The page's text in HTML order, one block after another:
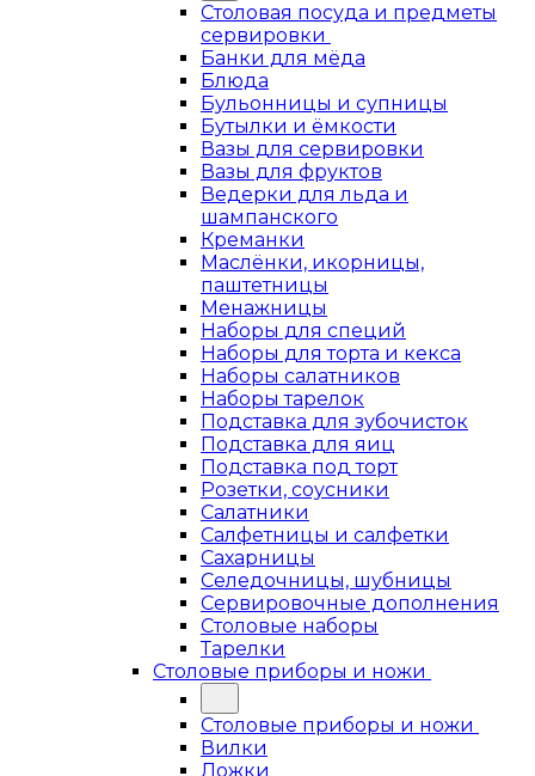
Столовая посуда и предметы
сервировки
Банки для мёда
Блюда
Бульонницы и супницы
Бутылки и ёмкости
Вазы для сервировки
Вазы для фруктов
Ведерки для льда и
шампанского
Креманки
Маслёнки, икорницы,
паштетницы
Менажницы
Наборы для специй
Наборы для торта и кекса
Наборы салатников
Наборы тарелок
Подставка для зубочисток
Подставка для яиц
Подставка под торт
Розетки, соусники
Салатники
Салфетницы и салфетки
Сахарницы
Селедочницы, шубницы
Сервировочные дополнения
Столовые наборы
Тарелки
Столовые приборы и ножи
Столовые приборы и ножи
Вилки
Ложки